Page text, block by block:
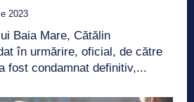
2023
Baia Mare, Cătălin
în urmărire, oficial, de către
a fost condamnat definitiv,...